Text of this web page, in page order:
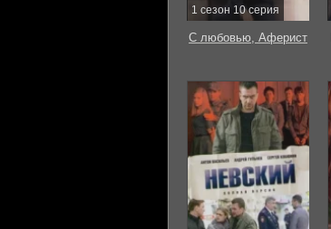
1 сезон 10 серия
С любовью, Аферист